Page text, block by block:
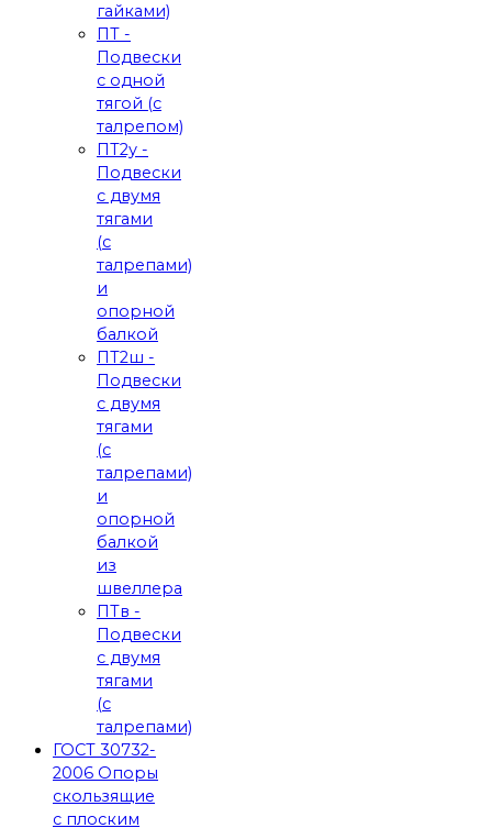
гайками)
ПТ -
Подвески
с одной
тягой (с
талрепом)
ПТ2у -
Подвески
с двумя
тягами
(с
талрепами)
и
опорной
балкой
ПТ2ш -
Подвески
с двумя
тягами
(с
талрепами)
и
опорной
балкой
из
швеллера
ПТв -
Подвески
с двумя
тягами
(с
талрепами)
ГОСТ 30732-
2006 Опоры
скользящие
с плоским